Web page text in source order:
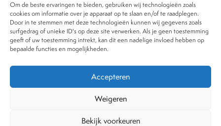
Om de beste ervaringen te bieden, gebruiken wij technologieën zoals
cookies om informatie over je apparaat op te slaan en/of te raadplegen.
Door in te stemmen met deze technologieën kunnen wij gegevens zoals
surfgedrag of unieke ID's op deze site verwerken. Als je geen toestemming
geeft of uw toestemming intrekt, kan dit een nadelige invloed hebben op
bepaalde functies en mogelijkheden.
Accepteren
Weigeren
Bekijk voorkeuren
Over VtdK
Contact
Nieuws
Behandelwijzen
Dossiers
Tijdschrift
Copyright © 2001-2026 Vereniging tegen de Kwakzalverij. Alle